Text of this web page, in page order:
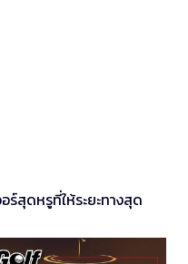
ร์สุดหรูที่ให้ระยะทางสุด